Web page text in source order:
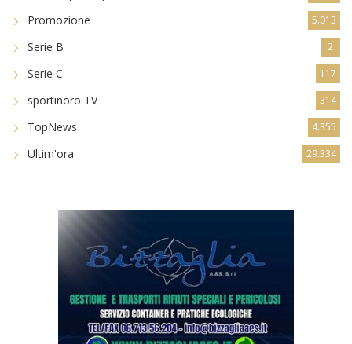
Promozione 5.013
Serie B 2
Serie C 117
sportinoro TV 314
TopNews 4.355
Ultim'ora 29.334